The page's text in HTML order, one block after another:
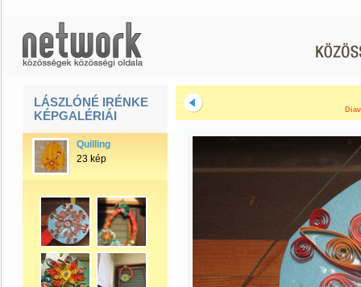
LÁSZLÓNÉ IRÉNKE
KÉPGALÉRIÁI
Quilling
23 kép